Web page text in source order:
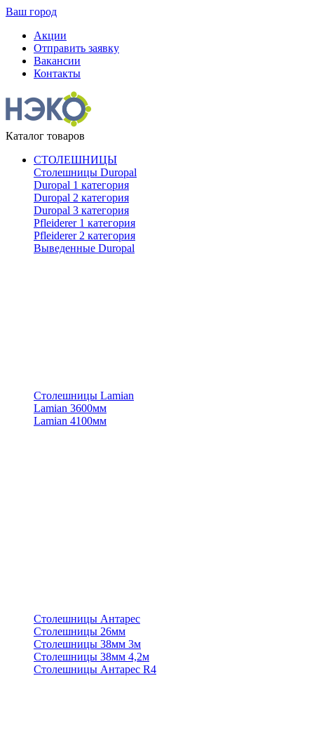
Ваш город
Акции
Отправить заявку
Вакансии
Контакты
Каталог товаров
СТОЛЕШНИЦЫ
Столешницы Duropal
Duropal 1 категория
Duropal 2 категория
Duropal 3 категория
Pfleiderer 1 категория
Pfleiderer 2 категория
Выведенные Duropal
Столешницы Lamian
Lamian 3600мм
Lamian 4100мм
Столешницы Антарес
Столешницы 26мм
Столешницы 38мм 3м
Столешницы 38мм 4,2м
Столешницы Антарес R4